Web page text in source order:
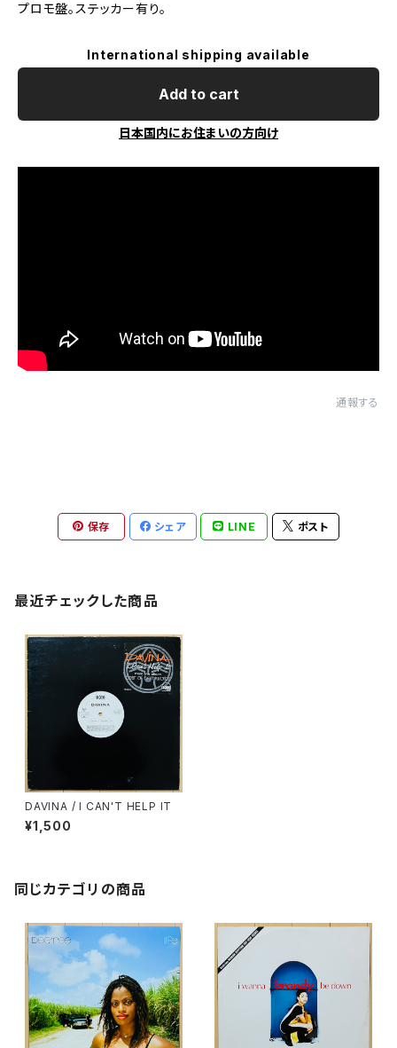
プロモ盤。ステッカー有り。
International shipping available
Add to cart
日本国内にお住まいの方向け
通報する
保存 シェア LINE ポスト
最近チェックした商品
DAVINA / I CAN'T HELP IT
¥1,500
同じカテゴリの商品